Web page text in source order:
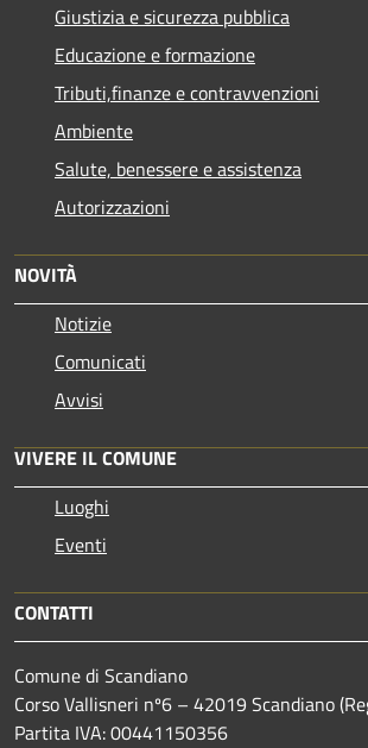
Giustizia e sicurezza pubblica
Educazione e formazione
Tributi,finanze e contravvenzioni
Ambiente
Salute, benessere e assistenza
Autorizzazioni
NOVITÀ
Notizie
Comunicati
Avvisi
VIVERE IL COMUNE
Luoghi
Eventi
CONTATTI
Comune di Scandiano
Corso Vallisneri nº6 – 42019 Scandiano
Partita IVA: 00441150356